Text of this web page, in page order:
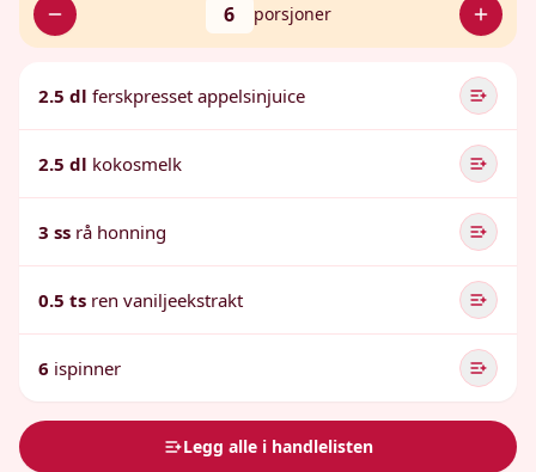
6 porsjoner
2.5 dl ferskpresset appelsinjuice
2.5 dl kokosmelk
3 ss rå honning
0.5 ts ren vaniljeekstrakt
6 ispinner
Legg alle i handlelisten